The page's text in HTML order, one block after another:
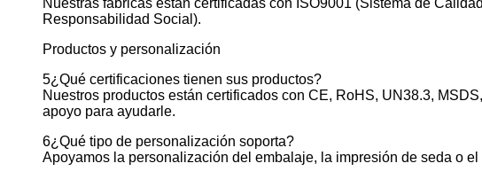
Nuestras fábricas están certificadas con ISO9001 (Sistema de
Responsabilidad Social).
Productos y personalización
5¿Qué certificaciones tienen sus productos?
Nuestros productos están certificados con CE, RoHS, UN38.3,
apoyo para ayudarle.
6¿Qué tipo de personalización soporta?
Apoyamos la personalización del embalaje, la impresión de seda o